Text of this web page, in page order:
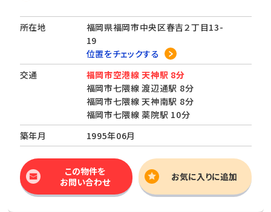
所在地
福岡県福岡市中央区春吉２丁目13-
19
位置をチェックする
交通
福岡市空港線 天神駅 8分
福岡市七隈線 渡辺通駅 8分
福岡市七隈線 天神南駅 8分
福岡市七隈線 薬院駅 10分
築年月
1995年06月
この物件を
お問い合わせ
お気に入りに追加